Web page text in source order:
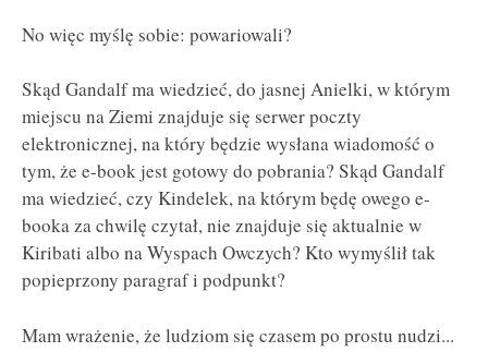
No więc myślę sobie: powariowali?
Skąd Gandalf ma wiedzieć, do jasnej Anielki, w którym
miejscu na Ziemi znajduje się serwer poczty
elektronicznej, na który będzie wysłana wiadomość o
tym, że e-book jest gotowy do pobrania? Skąd Gandalf
ma wiedzieć, czy Kindelek, na którym będę owego e-
booka za chwilę czytał, nie znajduje się aktualnie w
Kiribati albo na Wyspach Owczych? Kto wymyślił tak
popieprzony paragraf i podpunkt?
Mam wrażenie, że ludziom się czasem po prostu nudzi...